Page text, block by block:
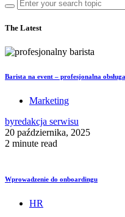
The Latest
Barista na event – profesjonalna
Marketing
byredakcja serwisu
20 października, 2025
2 minute read
Wprowadzenie do onboardingu
HR